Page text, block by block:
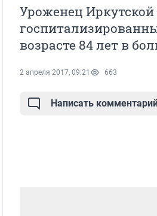
Уроженец Иркутской
возрасте 84 лет в
2 апреля 2017, 09:21 663
Написать